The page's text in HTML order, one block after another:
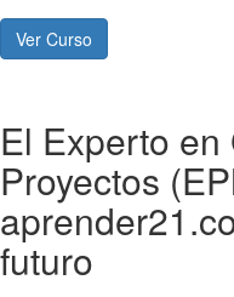
Ver Curso
El Experto
Proyectos
futuro